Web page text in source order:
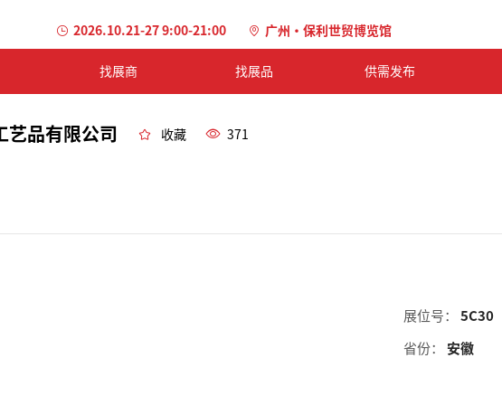
2026.10.21-27 9:00-21:00 广州·保利世贸博览馆
找展商 找展品 供需发布
艺品有限公司 收藏 371
展位号：
5C30
省份：
安徽